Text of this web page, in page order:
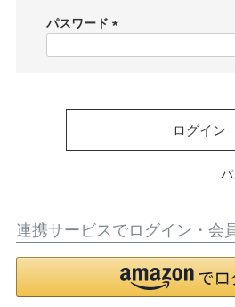
)
パスワード
ログイン
連携サービスでログイン・会